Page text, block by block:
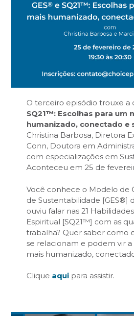
O terceiro episódio trouxe a
SQ21™: Escolhas para um
humanizado, conectado e
Christina Barbosa, Diretora
Conn, Doutora em
com especializações em
Aconteceu em 25 de
Você conhece o Modelo de
de Sustentabilidade [GES®]
ouviu falar nas 21
Espiritual [SQ21™] com as
trabalha? Quer saber como
se relacionam e podem vir
mais humanizado,
Clique aqui para assistir.